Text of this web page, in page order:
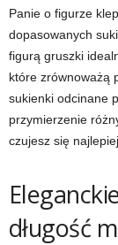
Panie o figurze
dopasowanych
figurą gruszki
które zrównoważą
sukienki odcinane
przymierzenie
czujesz się
długość